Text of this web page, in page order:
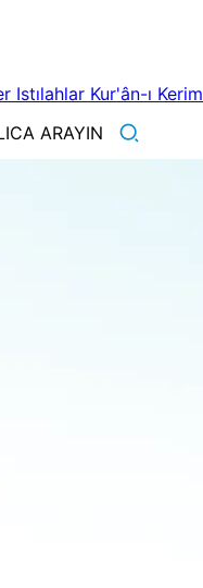
Istılahlar Kur'ân-ı Kerim
ARAYIN